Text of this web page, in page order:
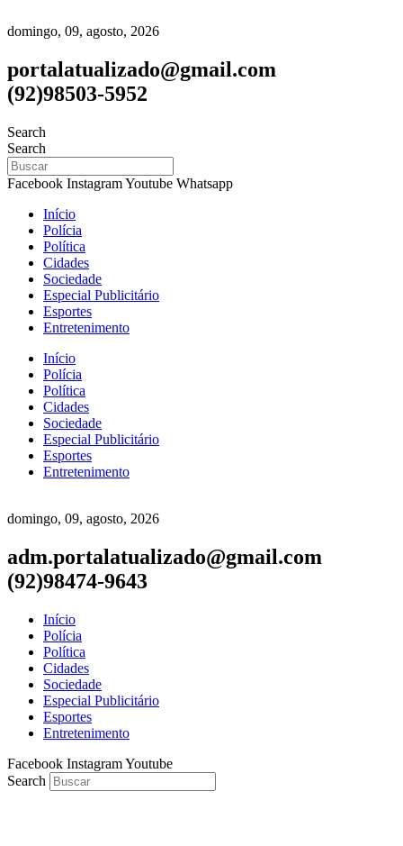
domingo, 09, agosto, 2026
portalatualizado@gmail.com
(92)98503-5952
Search
Search
Facebook InstagramYoutube Whatsapp
Início
Polícia
Política
Cidades
Sociedade
Especial Publicitário
Esportes
Entretenimento
Início
Polícia
Política
Cidades
Sociedade
Especial Publicitário
Esportes
Entretenimento
domingo, 09, agosto, 2026
adm.portalatualizado@gmail.com
(92)98474-9643
Início
Polícia
Política
Cidades
Sociedade
Especial Publicitário
Esportes
Entretenimento
Facebook InstagramYoutube
Search